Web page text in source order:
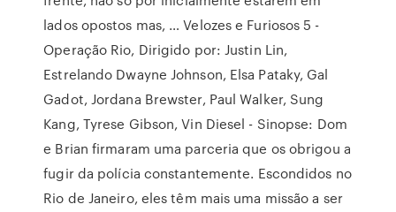
lados opostos mas, … Velozes e Furiosos 5 -
Operação Rio, Dirigido por: Justin Lin,
Estrelando Dwayne Johnson, Elsa Pataky, Gal
Gadot, Jordana Brewster, Paul Walker, Sung
Kang, Tyrese Gibson, Vin Diesel - Sinopse: Dom
e Brian firmaram uma parceria que os obrigou a
fugir da polícia constantemente. Escondidos no
Rio de Janeiro, eles têm mais uma missão a ser